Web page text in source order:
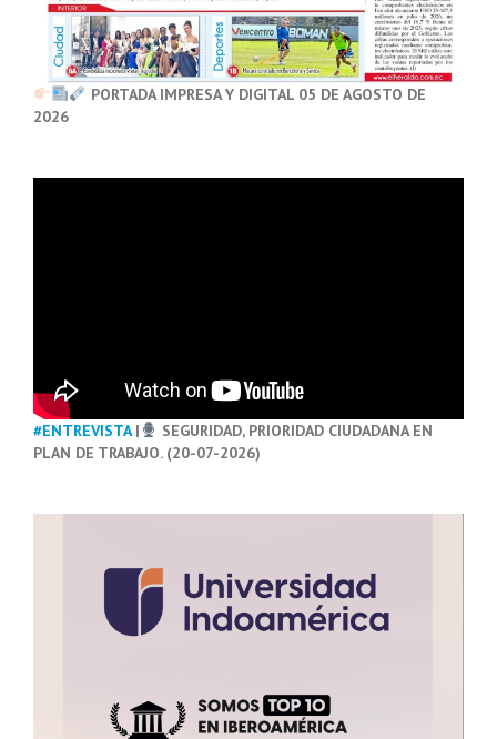
PORTADA IMPRESA Y DIGITAL 05 DE AGOSTO DE
2026
#ENTREVISTA|
SEGURIDAD, PRIORIDAD CIUDADANA EN
PLAN DE TRABAJO. (20-07-2026)